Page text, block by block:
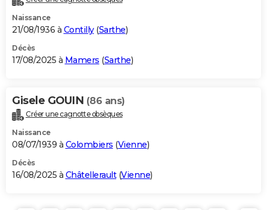
Naissance
21/08/1936 à Contilly(Sarthe)
Décès
17/08/2025 à Mamers (Sarthe)
Gisele GOUIN (86 ans)
Créer une cagnotte obsèques
Naissance
08/07/1939 à Colombiers (Vienne)
Décès
16/08/2025 à Châtellerault(Vienne)